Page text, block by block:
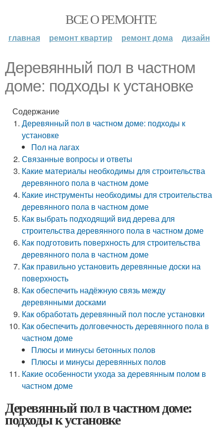
ВСЕ О РЕМОНТЕ
главная ремонт квартир ремонт дома дизайн
Деревянный пол в частном
доме: подходы к установке
Содержание
Деревянный пол в частном доме: подходы к
установке
Пол на лагах
Связанные вопросы и ответы
Какие материалы необходимы для строительства
деревянного пола в частном доме
Какие инструменты необходимы для строительства
деревянного пола в частном доме
Как выбрать подходящий вид дерева для
строительства деревянного пола в частном доме
Как подготовить поверхность для строительства
деревянного пола в частном доме
Как правильно установить деревянные доски на
поверхность
Как обеспечить надёжную связь между
деревянными досками
Как обработать деревянный пол после установки
Как обеспечить долговечность деревянного пола в
частном доме
Плюсы и минусы бетонных полов
Плюсы и минусы деревянных полов
Какие особенности ухода за деревянным полом в
частном доме
Деревянный пол в частном доме:
подходы к установке